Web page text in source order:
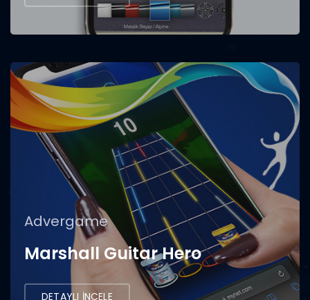
Advergame
Marshall Guitar Hero
DETAYLI İNCELE